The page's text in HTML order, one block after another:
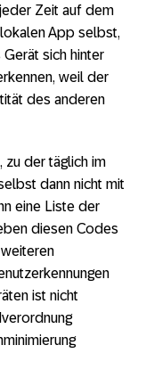
Zeit auf dem
App selbst,
sich hinter
weil der
des anderen
der täglich im
dann nicht mit
eine Liste der
diesen Codes
ist nicht